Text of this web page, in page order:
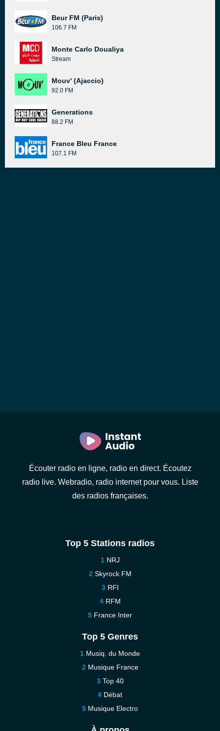
Beur FM (Paris)
106.7 FM
Monte Carlo Doualiya
Stream
Mouv' (Ajaccio)
92.0 FM
Generations
88.2 FM
France Bleu France
107.1 FM
Écouter radio en ligne, radio en direct. Écoutez
radio live. Webradio, radio internet pour vous. Liste
des radios françaises.
Top 5 Stations radios
NRJ
Skyrock FM
RFI
RFM
France Inter
Top 5 Genres
Musiq. du Monde
Musique France
Top 40
Débat
Musique Electro